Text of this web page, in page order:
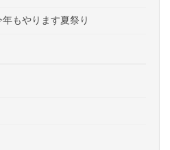
もやります夏祭り